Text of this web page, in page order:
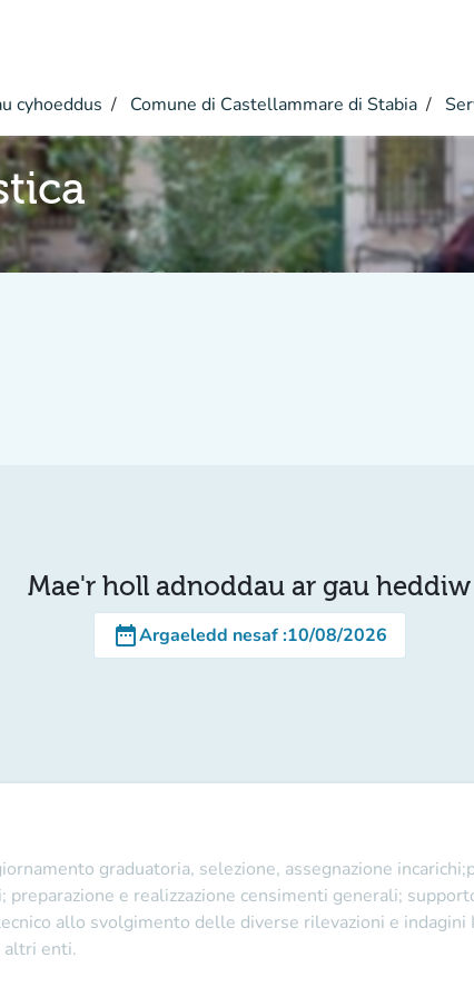
cyhoeddus Comune di Castellammare di Stabia
Mae'r holl adnoddau ar gau heddiw
date_rangeArgaeledd nesaf:10/08/2026
graduatoria, selezione, assegnazione
e realizzazione censimenti generali;
allo svolgimento delle diverse rilevazioni e
altri enti.